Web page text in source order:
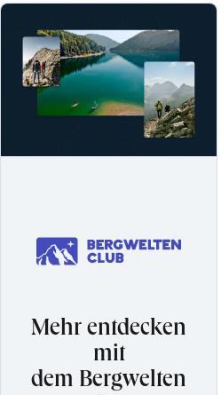
Mehr entdecken
mit
dem Bergwelten